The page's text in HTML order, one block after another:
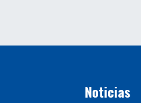
Noticias